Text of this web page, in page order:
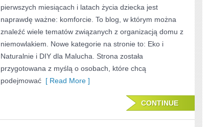
pierwszych miesiącach i latach życia dziecka jest
naprawdę ważne: komforcie. To blog, w którym można
znaleźć wiele tematów związanych z organizacją domu z
niemowlakiem. Nowe kategorie na stronie to: Eko i
Naturalnie i DIY dla Malucha. Strona została
przygotowana z myślą o osobach, które chcą
podejmować [ Read More ]
CONTINUE